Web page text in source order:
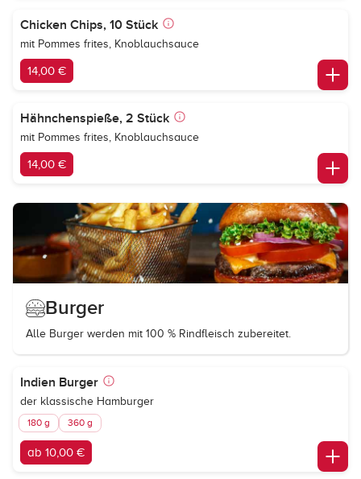
Chicken Chips, 10 Stück
mit Pommes frites, Knoblauchsauce
14,00 €
Hähnchenspieße, 2 Stück
mit Pommes frites, Knoblauchsauce
14,00 €
Burger
Alle Burger werden mit 100 % Rindfleisch zubereitet.
Indien Burger
der klassische Hamburger
180 g 360 g
ab 10,00 €